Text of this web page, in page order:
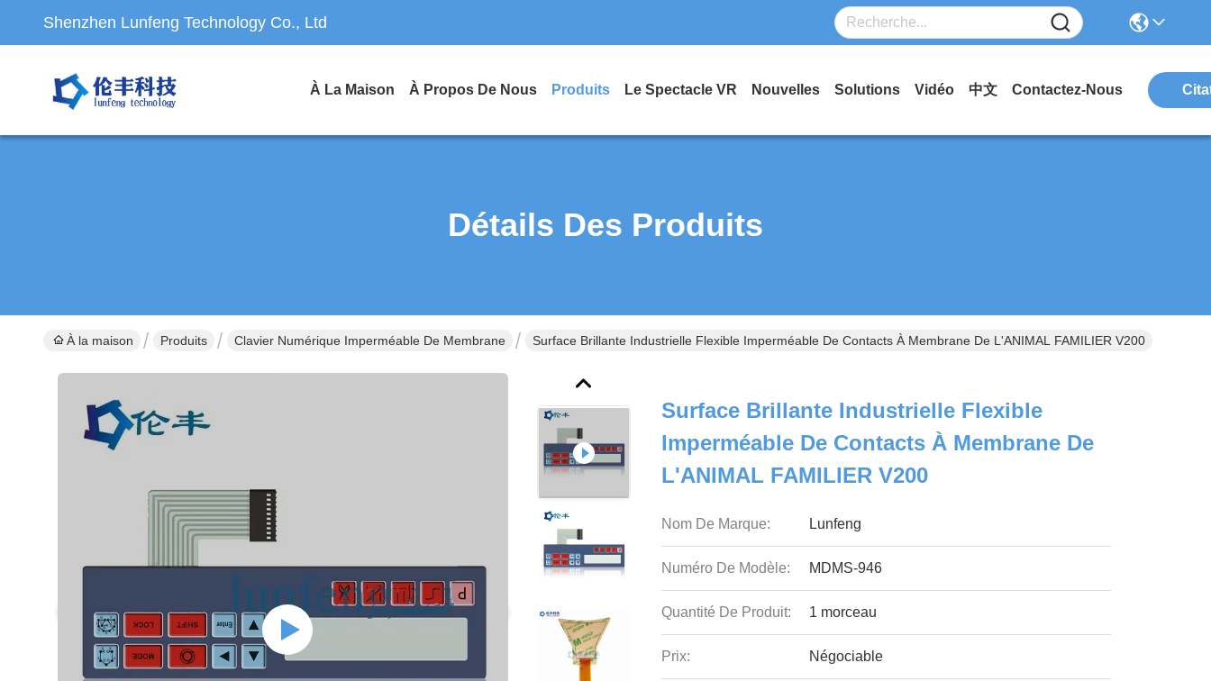
Shenzhen Lunfeng Technology Co., Ltd
À La Maison À Propos De Nous Produits Le Spectacle VR Nouvelles Solutions Vidéo 中文 Contactez-Nous
Détails Des Produits
À la maison Produits Clavier Numérique Imperméable De Membrane Surface Brillante Industrielle Flexible Imperméable De Contacts À Membrane De L'ANIMAL FAMILIER V200
Surface Brillante Industrielle Flexible
Imperméable De Contacts À Membrane De
L'ANIMAL FAMILIER V200
Nom De Marque: Lunfeng
Numéro De Modèle: MDMS-946
Quantité De Produit: 1 morceau
Prix: Négociable